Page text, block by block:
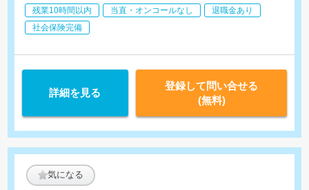
・感染対策に関わる検査業務
・検査データ管理および精度管理業務
巡回健診における臨床検査技師業務
心電図、肺機能、視力・聴力、血圧等の生理機能検査
・その他、健診業務に付随する業務
残業10時間以内 当直・オンコールなし
退職金あり
社会保険完備
詳細を見る
登録して問い合せる
(無料)
気になる